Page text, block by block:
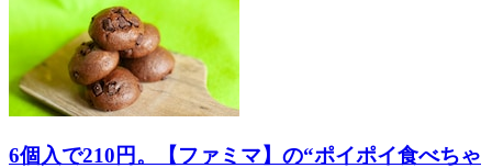
6個入で210円。【ファミマ】の“ポイポイ食べちゃ